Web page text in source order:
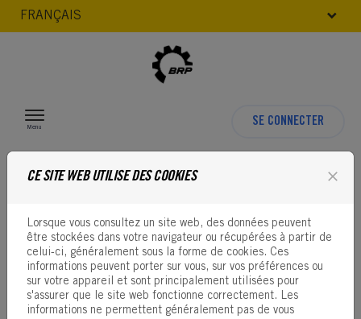
FRANÇAIS
Menu SE CONNECTER
CE SITE WEB UTILISE DES COOKIES close
Lorsque vous consultez un site web, des données peuvent
être stockées dans votre navigateur ou récupérées à partir de
celui-ci, généralement sous la forme de cookies. Ces
informations peuvent porter sur vous, sur vos préférences ou
sur votre appareil et sont principalement utilisées pour
s'assurer que le site web fonctionne correctement. Les
informations ne permettent généralement pas de vous